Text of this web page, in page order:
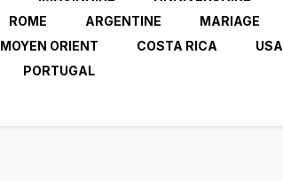
ROME ARGENTINE MARIAGE
MOYEN ORIENT COSTA RICA USA
PORTUGAL